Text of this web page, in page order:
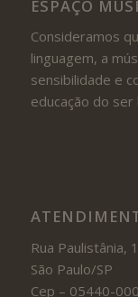
ESPAÇO
Consideramos
linguagem, a
sensibilidade e
educação do ser
Rua Paulistânia,
São Paulo/SP
Cep – 05440-000